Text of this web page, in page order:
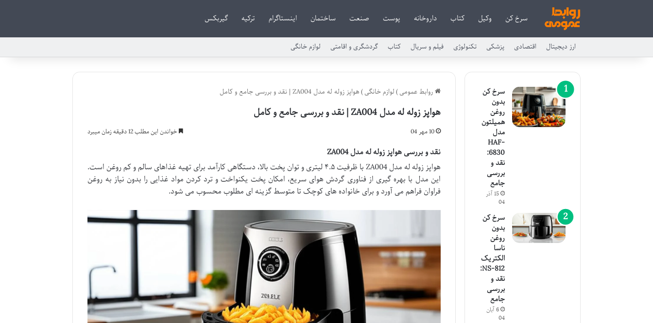
سرخ کن وکیل کتاب داروخانه پوست صنعت ساختمان اینستاگرام ترکیه گیربکس
ارز دیجیتال اقتصادی پزشکی تکنولوژی فیلم و سریال کتاب گردشگری و اقامتی لوازم خانگی
روابط عمومی)لوازم خانگی)هواپز زوله له مدل ZA004 | نقد و بررسی جامع و کامل
هواپز زوله له مدل ZA004 | نقد و بررسی جامع و کامل
10 مهر 04 خواندن این مطلب 12 دقیقه زمان میبرد
نقد و بررسی هواپز زوله له مدل ZA004
هواپز زوله له مدل ZA004 با ظرفیت ۴.۵ لیتری و توان پخت بالا، دستگاهی کارآمد برای تهیه غذاهای سالم و کم روغن است.
این مدل با بهره گیری از فناوری گردش هوای سریع، امکان پخت یکنواخت و ترد کردن مواد غذایی را بدون نیاز به روغن
فراوان فراهم می آورد و برای خانواده های کوچک تا متوسط گزینه ای مطلوب محسوب می شود.
سرخ کن
بدون
روغن
همیلتون
مدل
HAF-
6830:
نقد و
بررسی
جامع
15 آذر
04
سرخ کن
بدون
روغن
ناسا
الکتریک
NS-812:
نقد و
بررسی
جامع
6 آبان
04